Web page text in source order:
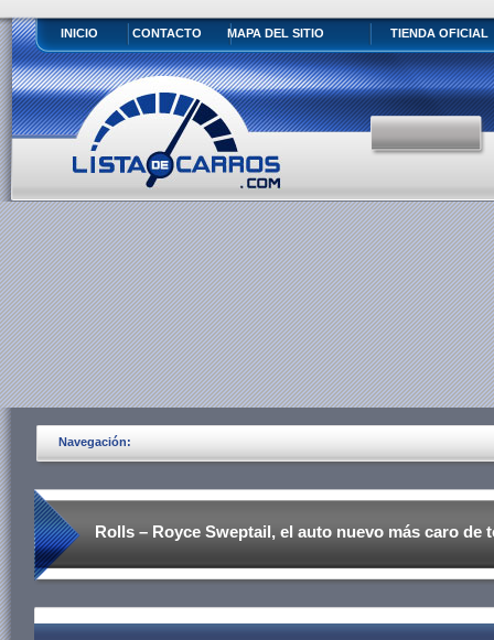
INICIO CONTACTO MAPA DEL SITIO TIENDA OFICIAL
Navegación:
Rolls – Royce Sweptail, el auto nuevo más caro de